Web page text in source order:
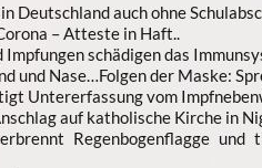
Deutschland auch ohne
– Atteste in Haft..
schädigen das
und Nase…Folgen der Maske:
Untererfassung vom
auf katholische Kirche in
Regenbogenflagge und